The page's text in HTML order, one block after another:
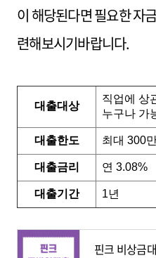
이 해당된다면 필요한 자
련해보시기바랍니다.
대출대상
직업에 상
누구나 가
대출한도 최대 300
대출금리 연 3.08%
대출기간 1년